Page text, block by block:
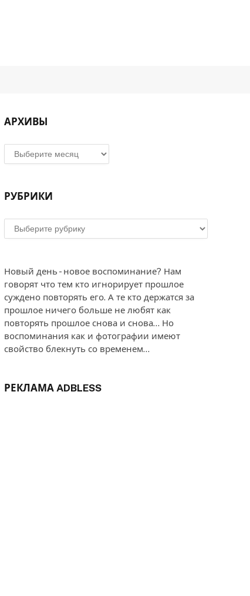
АРХИВЫ
Архивы
РУБРИКИ
Рубрики
Новый день - новое воспоминание? Нам
говорят что тем кто игнорирует прошлое
суждено повторять его. А те кто держатся за
прошлое ничего больше не любят как
повторять прошлое снова и снова... Но
воспоминания как и фотографии имеют
свойство блекнуть со временем...
РЕКЛАМА ADBLESS